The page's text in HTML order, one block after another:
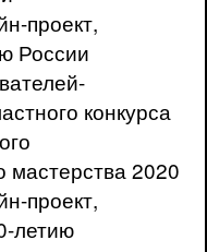
проект,
России
конкурса
мастерства 2020
проект,
летию